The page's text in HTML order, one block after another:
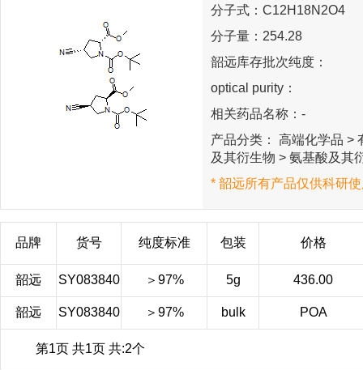
分子式：C12H18N2O4
分子量：254.28
韶远库存批次纯度：
optical purity：
相关药品名称：-
产品分类： 高端化学品 >
及其衍生物 > 氨基酸及其
* 韶远所有产品仅供科研
品牌 货号 纯度标准 包装 价格
韶远 SY083840 ＞97% 5g 436.00
韶远 SY083840 ＞97% bulk POA
第1页 共1页 共:2个